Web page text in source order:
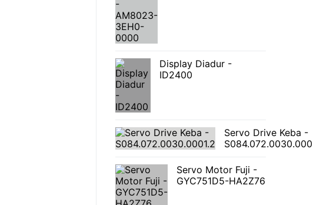
Display Diadur -
ID2400
Servo Drive Keba -
Servo Motor Fuji -
GYC751D5-HA2Z76